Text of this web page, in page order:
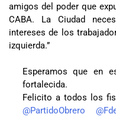
amigos del poder que
CABA. La Ciudad
intereses de los
izquierda.”
Esperamos que en
fortalecida.
Felicito a todos los
@PartidoObrero